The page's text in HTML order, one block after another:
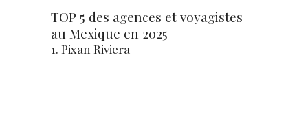
TOP 5 des agences et voyagistes
au Mexique en 2025
1. Pixan Riviera